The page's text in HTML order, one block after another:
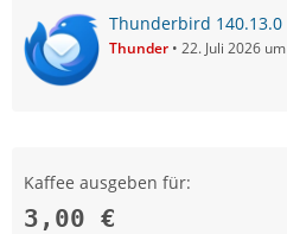
Thunderbird
Thunder 22. Juli 2026
Kaffee ausgeben für:
3,00 €